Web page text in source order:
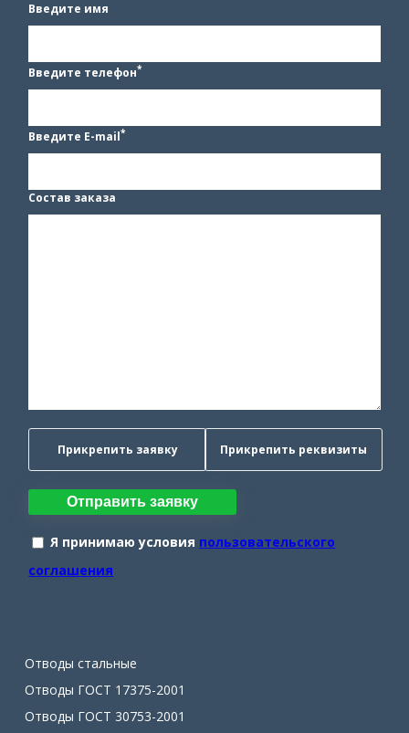
Введите имя
Введите телефон*
Введите E-mail*
Состав заказа
Прикрепить заявку Прикрепить реквизиты
Отправить заявку
Я принимаю условия пользовательского
соглашения
Отводы стальные
Отводы ГОСТ 17375-2001
Отводы ГОСТ 30753-2001